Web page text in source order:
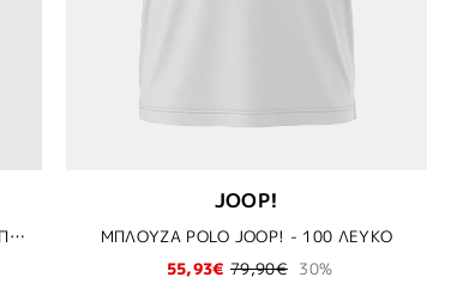
ΠΑΝΤΕΛΟΝΙ KARL LAGERFELD - 690 ΜΠΛΕ
JOOP!
ΜΠΛΟΥΖΑ POLO JOOP! - 100 ΛΕΥΚΟ
55,93€ 79,90€ 30%